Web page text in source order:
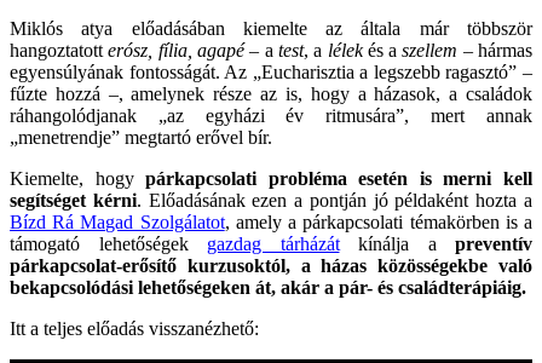
Miklós atya előadásában kiemelte az általa már többször
hangoztatotterósz, fília, agapé– a test, a lélekés aszellem – hármas
egyensúlyának fontosságát. Az „Eucharisztia a legszebb ragasztó” –
fűzte hozzá –, amelynek része az is, hogy a házasok, a családok
ráhangolódjanak „az egyházi év ritmusára”, mert annak
„menetrendje” megtartó erővel bír.
Kiemelte, hogypárkapcsolati probléma esetén is merni kell
segítséget kérni. Előadásának ezen a pontján jó példaként hozta a
Bízd Rá Magad Szolgálatot, amely a párkapcsolati témakörben is a
támogató lehetőségek gazdag tárházátkínálja a preventív
párkapcsolat-erősítő kurzusoktól, a házas közösségekbe való
bekapcsolódási lehetőségeken át, akár a pár- és családterápiáig.
Itt a teljes előadás visszanézhető: